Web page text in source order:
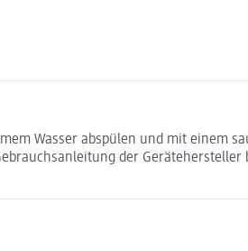
Wasser abspülen und mit einem
der Gerätehersteller